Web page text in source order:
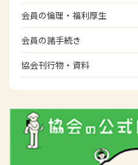
スポーツ振興関連
災害対策関連
WFOT等海外関連情報
MTDLP室
会員の倫理・福利厚生
会員向け団体保険のご案内
女性相談窓口
倫理関連情報
会員の諸手続き
会員の諸手続き
協会刊行物・資料
広報活動について
主な協会資料